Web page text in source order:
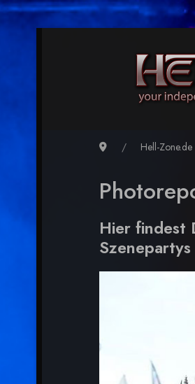
Hell-Zone.de
Hier findest